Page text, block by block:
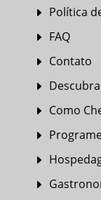
E Política
E FAQ
E Contato
E
E Como
E
E
E